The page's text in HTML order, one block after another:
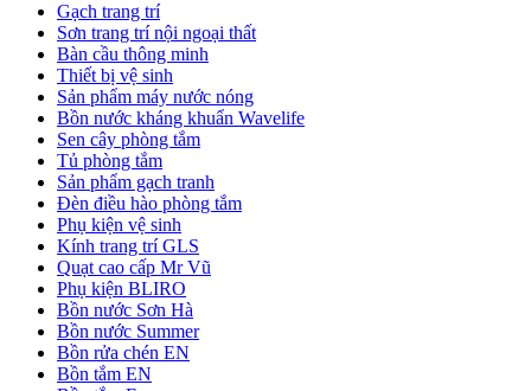
Gạch trang trí
Sơn trang trí nội ngoại thất
Bàn cầu thông minh
Thiết bị vệ sinh
Sản phẩm máy nước nóng
Bồn nước kháng khuẩn Wavelife
Sen cây phòng tắm
Tủ phòng tắm
Sản phẩm gạch tranh
Đèn điều hào phòng tắm
Phụ kiện vệ sinh
Kính trang trí GLS
Quạt cao cấp Mr Vũ
Phụ kiện BLIRO
Bồn nước Sơn Hà
Bồn nước Summer
Bồn rửa chén EN
Bồn tắm EN